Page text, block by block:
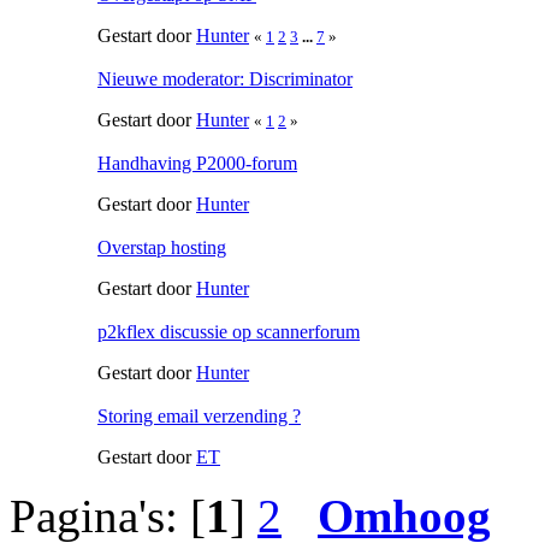
Gestart doorHunter « 1 2 3 ... 7 »
Nieuwe moderator: Discriminator
Gestart doorHunter « 1 2 »
Handhaving P2000-forum
Gestart doorHunter
Overstap hosting
Gestart doorHunter
p2kflex discussie op scannerforum
Gestart doorHunter
Storing email verzending ?
Gestart doorET
Pagina's: [1] 2
Omhoog